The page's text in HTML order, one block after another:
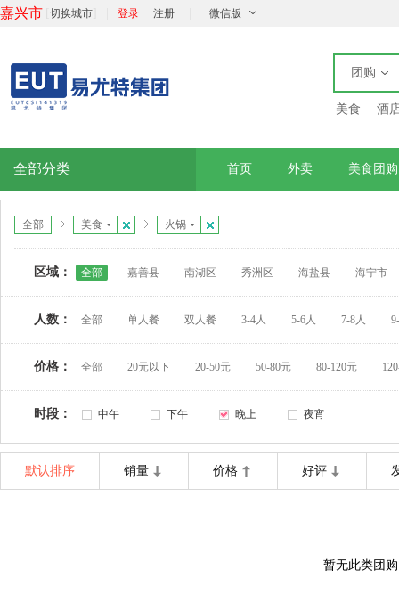
嘉兴市 切换城市 登录 注册 微信版
团购
美食 酒
全部分类 首页 外卖 美食团购
全部 美食 火锅
区域： 全部 嘉善县 南湖区 秀洲区 海盐县 海宁市
人数： 全部 单人餐 双人餐 3-4人 5-6人 7-8人
价格： 全部 20元以下 20-50元 50-80元 80-120元
时段： 中午 下午 晚上 夜宵
默认排序 销量 价格 好评
暂无此类团